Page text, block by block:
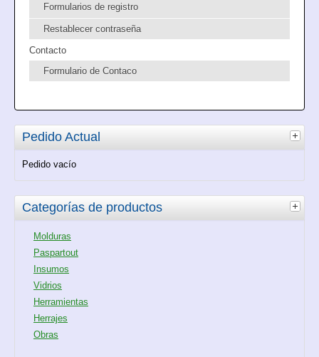
Formularios de registro
Restablecer contraseña
Contacto
Formulario de Contaco
Pedido Actual
Pedido vacío
Categorías de productos
Molduras
Paspartout
Insumos
Vidrios
Herramientas
Herrajes
Obras